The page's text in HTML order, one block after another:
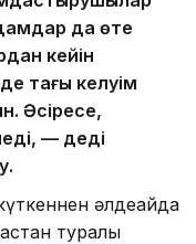
да өте
кейін
тағы келуім
Әсіресе,
— деді
әлдеқайда
туралы